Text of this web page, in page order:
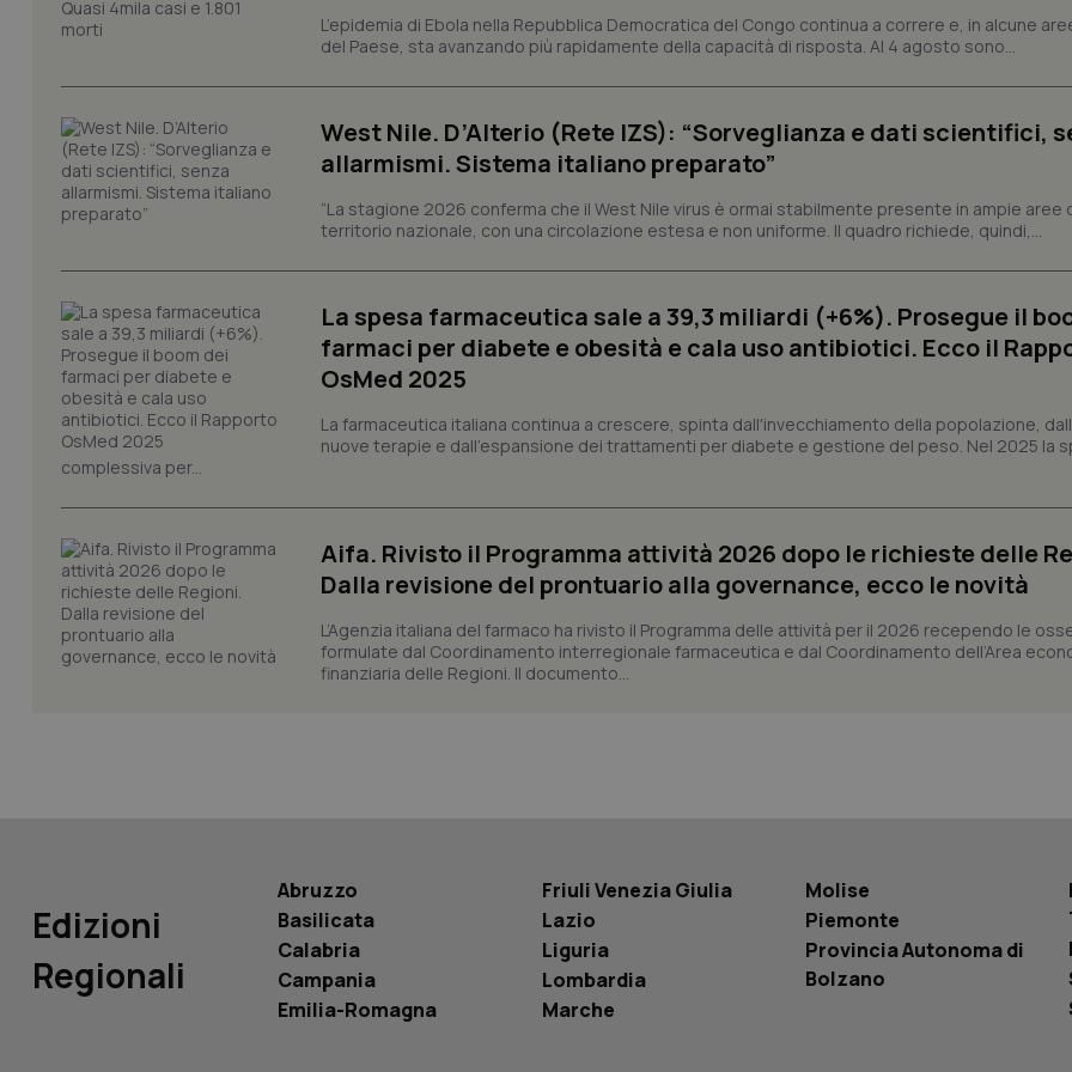
L’epidemia di Ebola nella Repubblica Democratica del Congo continua a correre e, in alcune
del Paese, sta avanzando più rapidamente della capacità di risposta. Al 4 agosto sono...
West Nile. D’Alterio (Rete IZS): “Sorveglianza e dati scientifici,
allarmismi. Sistema italiano preparato”
“La stagione 2026 conferma che il West Nile virus è ormai stabilmente presente in ampie aree
territorio nazionale, con una circolazione estesa e non uniforme. Il quadro richiede, quindi,...
La spesa farmaceutica sale a 39,3 miliardi (+6%). Prosegue il
farmaci per diabete e obesità e cala uso antibiotici. Ecco il
OsMed 2025
La farmaceutica italiana continua a crescere, spinta dall'invecchiamento della popolazione,
nuove terapie e dall'espansione dei trattamenti per diabete e gestione del peso. Nel 2025 la
complessiva per...
Aifa. Rivisto il Programma attività 2026 dopo le richieste delle
Dalla revisione del prontuario alla governance, ecco le novità
L’Agenzia italiana del farmaco ha rivisto il Programma delle attività per il 2026 recependo le
formulate dal Coordinamento interregionale farmaceutica e dal Coordinamento dell’Area
finanziaria delle Regioni. Il documento...
Edizioni
Regionali
Abruzzo
Basilicata
Calabria
Campania
Emilia-Romagna
Friuli Venezia Giulia
Lazio
Liguria
Lombardia
Marche
Molise
Piemonte
Provincia Autonoma di
Bolzano
utilizzato da Google. Questo
per distinguere utenti unici
generato in modo casuale come
sito e utilizzato per calcolare i
PHPSESSID
PHP.net
www.quotidianosanita.it
Sessione
Cookie generato da applicazioni
generato in modo casuale, il
utilizzato può essere specifico
buon esempio è mantenere uno
mese
per mantenere lo stato della
_ga_0VMQEQKQ1N .quotidianosanita.it
1 anno 1
Questo cookie viene utilizzato da Google
VISITOR_INFO1_LIVE
Google LLC
.youtube.com
5 mesi 4
settimane
Questo cookie è impostato da Youtube
delle preferenze dell'utente per i video di
settimane
delle preferenze dell'utente per i video di
nei siti; può anche determinare se il
utilizzando la nuova o la vecchia versione
Youtube.
YSC
Google LLC
.youtube.com
Sessione
Questo cookie è impostato da YouTube
delle visualizzazioni dei video incorporati.
__Secure-